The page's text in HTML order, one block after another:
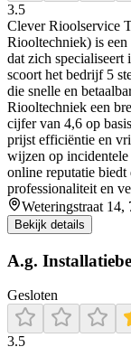
3.5
Clever Rioolservice
Riooltechniek) is
dat zich
scoort het bedrijf 5
die snelle en
Riooltechniek een
cijfer van 4,6 op
prijst efficiëntie en
wijzen op
online reputatie biedt
professionaliteit en
Weteringstraat
Bekijk details
A.g.
Gesloten
3.5